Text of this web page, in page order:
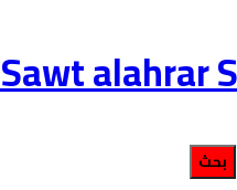
Sawt alahrar - صوت الأحرار جريدة إلكترونية مغربية مستقلة